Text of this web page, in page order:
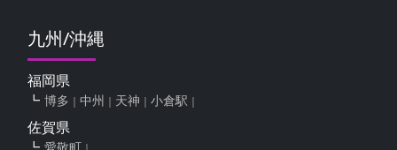
九州/沖縄
福岡県
博多 中州 天神 小倉駅
佐賀県
愛敬町